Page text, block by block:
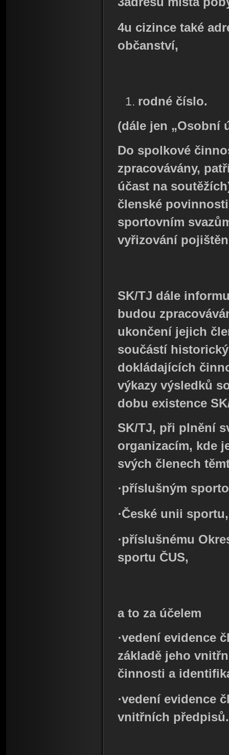
4u cizince také
občanství,
rodné číslo.
(dále jen „Osobní
Do spolkové
zpracovávány,
účast na
členské
sportovním
vyřizování
SK/TJ dále
budou
ukončení jejich
součástí
dokládajících
výkazy výsledků
dobu existence
SK/TJ, při plnění
organizacím, kde
svých členech
·příslušným
·České unii
·příslušnému
sportu ČUS,
a to za účelem
·vedení evidence
základě jeho
činnosti a
·vedení evidence
vnitřních předpisů.